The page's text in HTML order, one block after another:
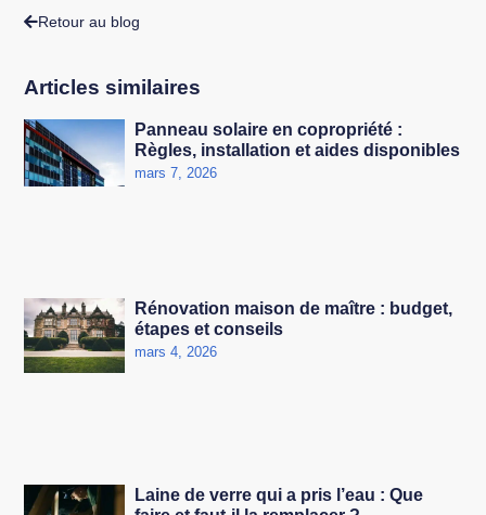
Retour au blog
Articles similaires
Panneau solaire en copropriété :
Règles, installation et aides disponibles
mars 7, 2026
Rénovation maison de maître : budget,
étapes et conseils
mars 4, 2026
Laine de verre qui a pris l’eau : Que